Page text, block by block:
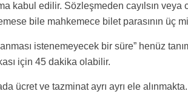
kabul edilir. Sözleşmeden cayılsın
bile mahkemece bilet parasının üç
istenemeyecek bir süre” henüz
için 45 dakika olabilir.
ücret ve tazminat ayrı ayrı ele alınmakta.